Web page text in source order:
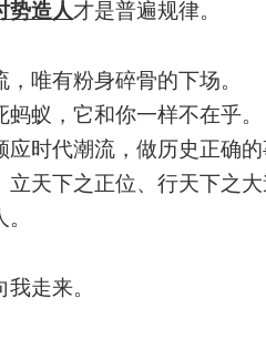
势造人才是普遍规律。
唯有粉身碎骨的下场。
蚁，它和你一样不在乎。
应时代潮流，做历史正确
立天下之正位、行天下之
走来。